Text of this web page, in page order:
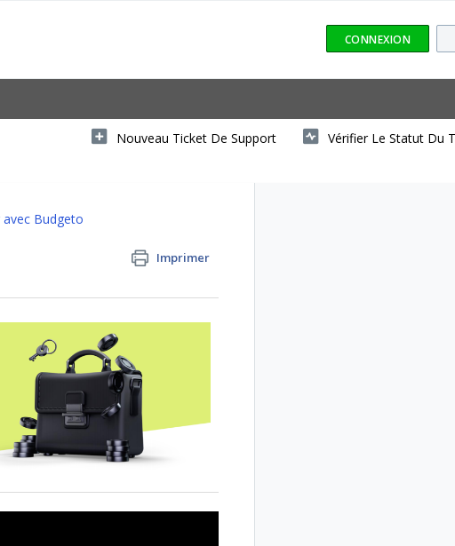
CONNEXION
Nouveau Ticket De Support Vérifier Le Statut Du
Budgeto
Imprimer